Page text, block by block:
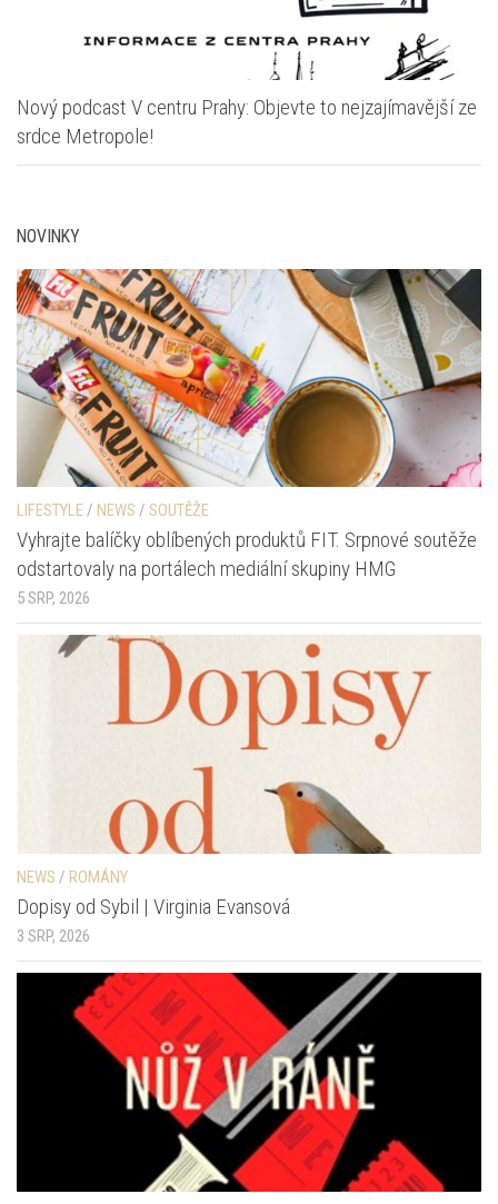
Nový podcast V centru Prahy: Objevte to nejzajímavější ze
srdce Metropole!
NOVINKY
LIFESTYLE/ NEWS / SOUTĚŽE
Vyhrajte balíčky oblíbených produktů FIT. Srpnové soutěže
odstartovaly na portálech mediální skupiny HMG
5 SRP, 2026
NEWS / ROMÁNY
Dopisy od Sybil | Virginia Evansová
3 SRP, 2026